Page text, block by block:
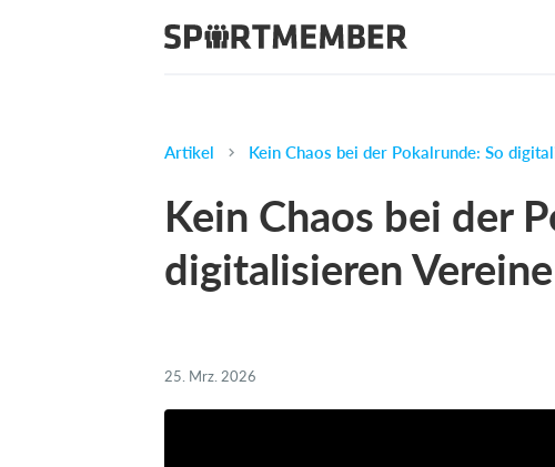
Artikel Kein Chaos bei der Pokalrunde: So
Kein Chaos bei der
digitalisieren
25. Mrz. 2026